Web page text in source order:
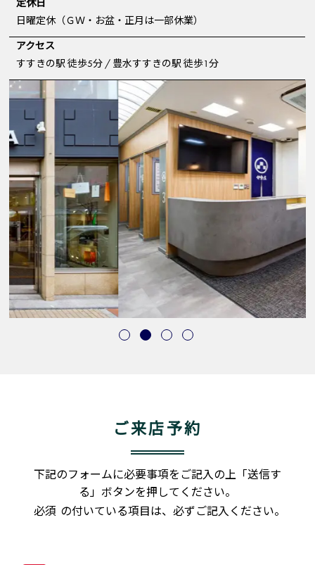
定休日
日曜定休（ＧＷ・お盆・正月は一部休業）
アクセス
すすきの駅 徒歩5分 / 豊水すすきの駅 徒歩1分
ご来店予約
下記のフォームに必要事項をご記入の上「送信す
る」ボタンを押してください。
必須 の付いている項目は、必ずご記入ください。